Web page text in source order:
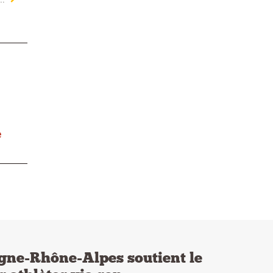
Rhône-Alpes soutient le